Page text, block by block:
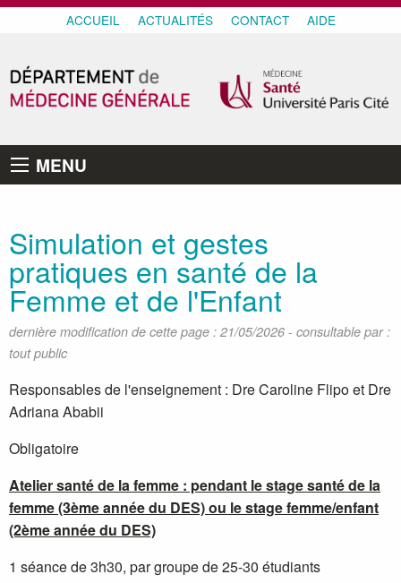
ACCUEIL ACTUALITÉS CONTACT AIDE
MENU
Simulation et gestes
pratiques en santé de la
Femme et de l'Enfant
dernière modification de cette page : 21/05/2026 - consultable par :
tout public
Responsables de l'enseignement : Dre Caroline Flipo et Dre
Adriana Ababii
Obligatoire
Atelier santé de la femme : pendant le stage santé de la
femme (3ème année du DES) ou le stage femme/enfant
(2ème année du DES)
1 séance de 3h30, par groupe de 25-30 étudiants